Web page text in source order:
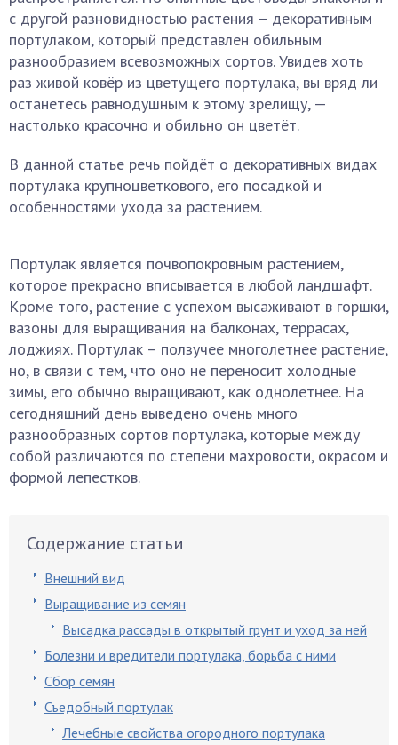
с другой разновидностью растения – декоративным
портулаком, который представлен обильным
разнообразием всевозможных сортов. Увидев хоть
раз живой ковёр из цветущего портулака, вы вряд ли
останетесь равнодушным к этому зрелищу, —
настолько красочно и обильно он цветёт.
В данной статье речь пойдёт о декоративных видах
портулака крупноцветкового, его посадкой и
особенностями ухода за растением.
Портулак является почвопокровным растением,
которое прекрасно вписывается в любой ландшафт.
Кроме того, растение с успехом высаживают в горшки,
вазоны для выращивания на балконах, террасах,
лоджиях. Портулак – ползучее многолетнее растение,
но, в связи с тем, что оно не переносит холодные
зимы, его обычно выращивают, как однолетнее. На
сегодняшний день выведено очень много
разнообразных сортов портулака, которые между
собой различаются по степени махровости, окрасом и
формой лепестков.
Содержание статьи
Внешний вид
Выращивание из семян
Высадка рассады в открытый грунт и уход за ней
Болезни и вредители портулака, борьба с ними
Сбор семян
Съедобный портулак
Лечебные свойства огородного портулака